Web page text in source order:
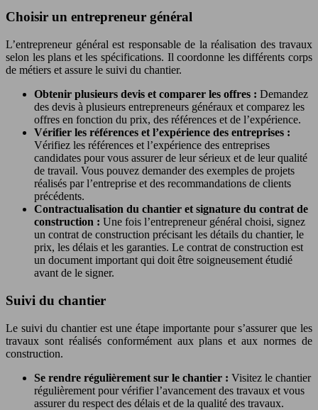
Choisir un entrepreneur général
L’entrepreneur général est responsable de la réalisation des travaux
selon les plans et les spécifications. Il coordonne les différents corps
de métiers et assure le suivi du chantier.
Obtenir plusieurs devis et comparer les offres : Demandez
des devis à plusieurs entrepreneurs généraux et comparez les
offres en fonction du prix, des références et de l’expérience.
Vérifier les références et l’expérience des entreprises :
Vérifiez les références et l’expérience des entreprises
candidates pour vous assurer de leur sérieux et de leur qualité
de travail. Vous pouvez demander des exemples de projets
réalisés par l’entreprise et des recommandations de clients
précédents.
Contractualisation du chantier et signature du contrat de
construction : Une fois l’entrepreneur général choisi, signez
un contrat de construction précisant les détails du chantier, le
prix, les délais et les garanties. Le contrat de construction est
un document important qui doit être soigneusement étudié
avant de le signer.
Suivi du chantier
Le suivi du chantier est une étape importante pour s’assurer que les
travaux sont réalisés conformément aux plans et aux normes de
construction.
Se rendre régulièrement sur le chantier : Visitez le chantier
régulièrement pour vérifier l’avancement des travaux et vous
assurer du respect des délais et de la qualité des travaux.